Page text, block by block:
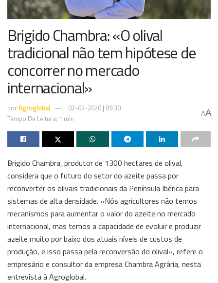
Brigido Chambra: «O olival
tradicional não tem hipótese de
concorrer no mercado
internacional»
porAgroglobal
02-03-2020 | 09:30
Tempo De Leitura: 1 min
AA
Brigido Chambra, produtor de 1300 hectares de olival,
considera que o futuro do setor do azeite passa por
reconverter os olivais tradicionais da Península Ibérica para
sistemas de alta densidade. «Nós agricultores não temos
mecanismos para aumentar o valor do azeite no mercado
internacional, mas temos a capacidade de evoluir e produzir
azeite muito por baixo dos atuais níveis de custos de
produção, e isso passa pela reconversão do olival», refere o
empresário e consultor da empresa Chambra Agrária, nesta
entrevista à Agroglobal.